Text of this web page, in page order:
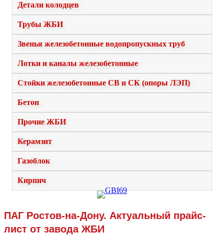
Детали колодцев
Трубы ЖБИ
Звенья железобетонные водопропускных труб
Лотки и каналы железобетонные
Стойки железобетонные СВ и СК (опоры ЛЭП)
Бетон
Прочие ЖБИ
Керамзит
Газоблок
Кирпич
ПАГ Ростов-на-Дону. Актуальный прайс-
лист от завода ЖБИ